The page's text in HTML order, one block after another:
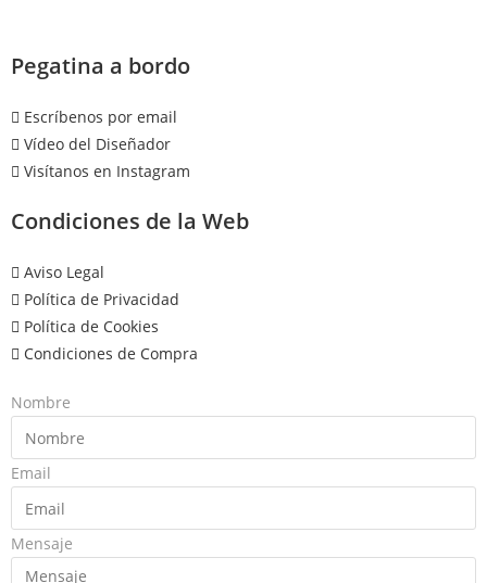
Pegatina a bordo
Escríbenos por email
Vídeo del Diseñador
Visítanos en Instagram
Condiciones de la Web
Aviso Legal
Política de Privacidad
Política de Cookies
Condiciones de Compra
Nombre
Email
Mensaje